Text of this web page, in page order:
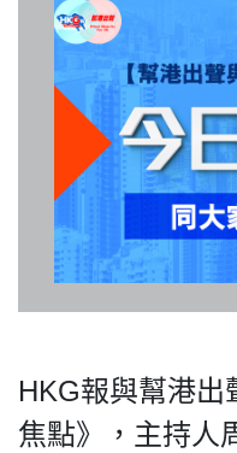
Majority
For
HK.
HKG報與幫港出
焦點》，主持人